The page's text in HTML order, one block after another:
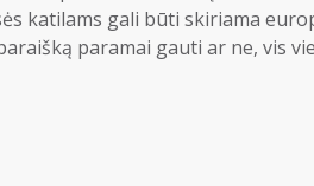
katilams gali būti skiriama
paramai gauti ar ne, vis